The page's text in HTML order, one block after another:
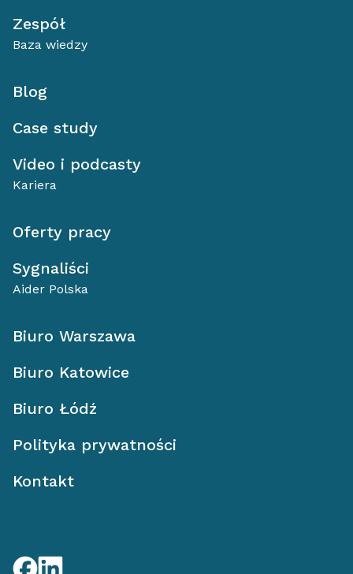
Zespół
Baza wiedzy
Blog
Case study
Video i podcasty
Kariera
Oferty pracy
Sygnaliści
Aider Polska
Biuro Warszawa
Biuro Katowice
Biuro Łódź
Polityka prywatności
Kontakt